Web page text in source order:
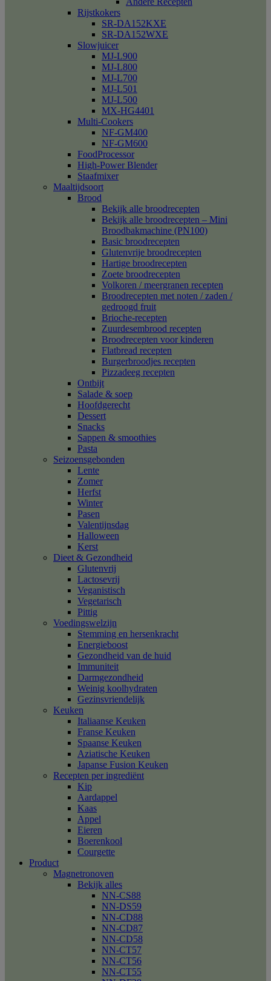
Rijstkokers
SR-DA152KXE
SR-DA152WXE
Slowjuicer
MJ-L900
MJ-L800
MJ-L700
MJ-L501
MJ-L500
MX-HG4401
Multi-Cookers
NF-GM400
NF-GM600
FoodProcessor
High-Power Blender
Staafmixer
Maaltijdsoort
Brood
Bekijk alle broodrecepten
Bekijk alle broodrecepten – Mini
Broodbakmachine (PN100)
Basic broodrecepten
Glutenvrije broodrecepten
Hartige broodrecepten
Zoete broodrecepten
Volkoren / meergranen recepten
Broodrecepten met noten / zaden /
gedroogd fruit
Brioche-recepten
Zuurdesembrood recepten
Broodrecepten voor kinderen
Flatbread recepten
Burgerbroodjes recepten
Pizzadeeg recepten
Ontbijt
Salade & soep
Hoofdgerecht
Dessert
Snacks
Sappen & smoothies
Pasta
Seizoensgebonden
Lente
Zomer
Herfst
Winter
Pasen
Valentijnsdag
Halloween
Kerst
Dieet & Gezondheid
Glutenvrij
Lactosevrij
Veganistisch
Vegetarisch
Pittig
Voedingswelzijn
Stemming en hersenkracht
Energieboost
Gezondheid van de huid
Immuniteit
Darmgezondheid
Weinig koolhydraten
Gezinsvriendelijk
Keuken
Italiaanse Keuken
Franse Keuken
Spaanse Keuken
Aziatische Keuken
Japanse Fusion Keuken
Recepten per ingrediënt
Kip
Aardappel
Kaas
Appel
Eieren
Boerenkool
Courgette
Product
Magnetronoven
Bekijk alles
NN-CS88
NN-DS59
NN-CD88
NN-CD87
NN-CD58
NN-CT57
NN-CT56
NN-CT55